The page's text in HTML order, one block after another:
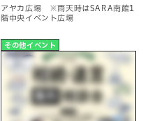
アヤカ広場 ※雨天時はSARA南館1
階中央イベント広場
その他イベント